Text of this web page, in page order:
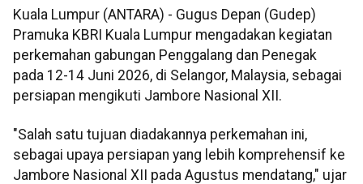
Kuala Lumpur (ANTARA) - Gugus Depan (Gudep)
Pramuka KBRI Kuala Lumpur mengadakan kegiatan
perkemahan gabungan Penggalang dan Penegak
pada 12-14 Juni 2026, di Selangor, Malaysia, sebagai
persiapan mengikuti Jambore Nasional XII.
"Salah satu tujuan diadakannya perkemahan ini,
sebagai upaya persiapan yang lebih komprehensif ke
Jambore Nasional XII pada Agustus mendatang," ujar